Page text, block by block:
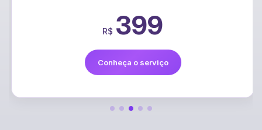
R$ 399
Conheça o serviço